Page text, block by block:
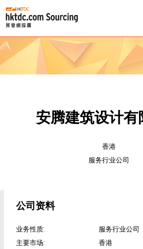
安腾建筑设计有
香港
服务行业公司
公司资料
业务性质:
服务行业公司
主要市场:
香港